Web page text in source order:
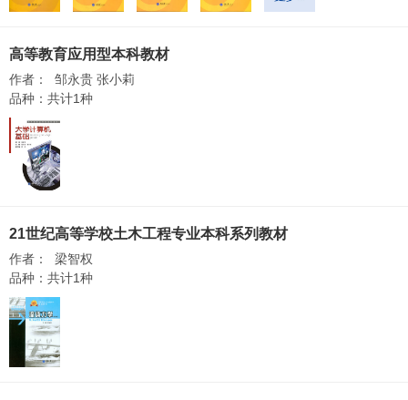
高等教育应用型本科教材
作者： 邹永贵 张小莉
品种：共计1种
21世纪高等学校土木工程专业本科系列教材
作者： 梁智权
品种：共计1种